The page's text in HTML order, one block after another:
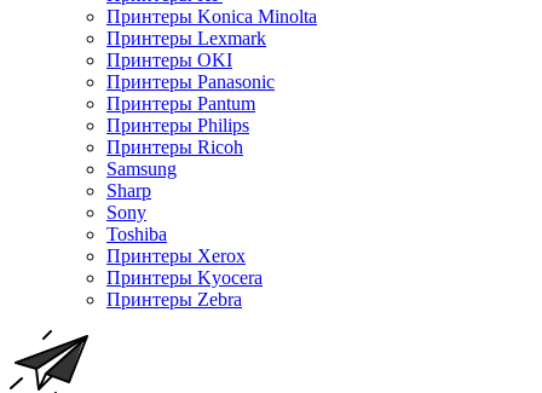
Принтеры Konica Minolta
Принтеры Lexmark
Принтеры OKI
Принтеры Panasonic
Принтеры Pantum
Принтеры Philips
Принтеры Ricoh
Samsung
Sharp
Sony
Toshiba
Принтеры Xerox
Принтеры Kyocera
Принтеры Zebra